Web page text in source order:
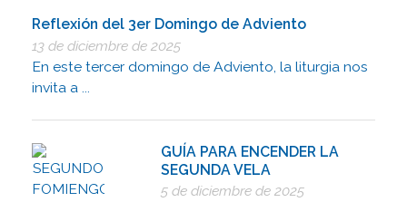
Reflexión del 3er Domingo de Adviento
13 de diciembre de 2025
En este tercer domingo de Adviento, la liturgia nos
invita a ...
GUÍA PARA ENCENDER LA
SEGUNDA VELA
5 de diciembre de 2025